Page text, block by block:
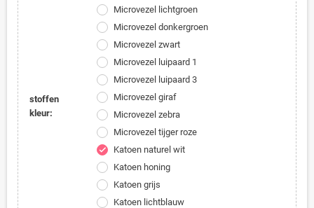
stoffen
kleur:
Microvezel lichtgroen
Microvezel donkergroen
Microvezel zwart
Microvezel luipaard 1
Microvezel luipaard 3
Microvezel giraf
Microvezel zebra
Microvezel tijger roze
check
Katoen naturel wit
Katoen honing
Katoen grijs
Katoen lichtblauw